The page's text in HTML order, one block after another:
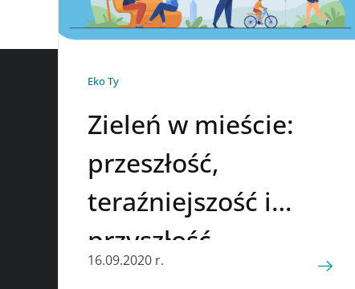
Eko Ty
Zieleń w mieście:
przeszłość,
teraźniejszość i
przyszłość
16.09.2020 r.